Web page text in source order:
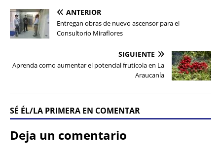
ANTERIOR
Entregan obras de nuevo ascensor para el
Consultorio Miraflores
SIGUIENTE
Aprenda como aumentar el potencial frutícola en La
Araucanía
SÉ ÉL/LA PRIMERA EN COMENTAR
Deja un comentario